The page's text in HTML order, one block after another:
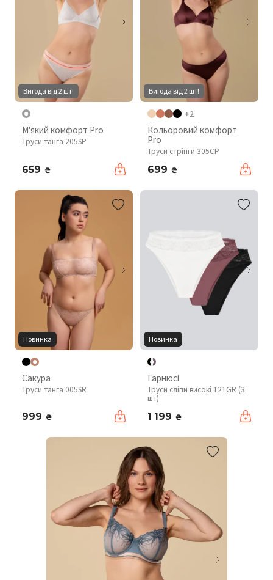
Вигода від 2 шт!
М'який комфорт Pro
Труси танга 205SP
659 ₴
Вигода від 2 шт!
+2
Кольоровий комфорт
Pro
Труси стрінги 305CP
699 ₴
Новинка
Сакура
Труси танга 005SR
999 ₴
Новинка
Гарнюсі
Труси сліпи високі 121GR (3
шт)
1 199 ₴